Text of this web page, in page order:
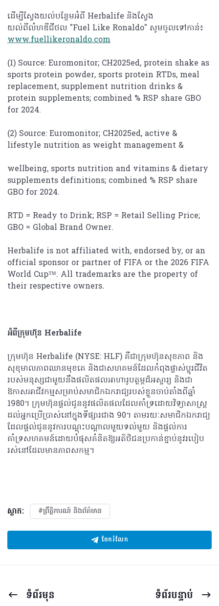
ដើម្បីស្វែងយល់បន្ថែមអំពី Herbalife និងស្វែង
យល់ពីលំហឌីជីថល "Fuel Like Ronaldo" សូមចូលទៅកាន់៖
www.fuellikeronaldo.com
(1) Source: Euromonitor; CH2025ed, protein shake as
sports protein powder, sports protein RTDs, meal
replacement, supplement nutrition drinks &
protein supplements; combined % RSP share GBO
for 2024.
(2) Source: Euromonitor; CH2025ed, active &
lifestyle nutrition as weight management &
wellbeing, sports nutrition and vitamins & dietary
supplements definitions; combined % RSP share
GBO for 2024.
RTD = Ready to Drink; RSP = Retail Selling Price;
GBO = Global Brand Owner.
Herbalife is not affiliated with, endorsed by, or an
official sponsor or partner of FIFA or the 2026 FIFA
World Cup™. All trademarks are the property of
their respective owners.
អំពីក្រុមហ៊ុន Herbalife
ក្រុមហ៊ុន Herbalife (NYSE: HLF) គឺជាក្រុមហ៊ុនសុខភាព និង
សុខុមាលភាពឈានមុខគេ និងជាសហគមន៍ដែលកំពុងផ្លាស់ប្តូរជីវិត
របស់មនុស្សជាមួយនឹងផលិតផលអាហារូបត្ថម្ភដ៏អស្ចារ្យ និងជា
ឱកាសអាជីវកម្មសម្រាប់សមាជិកឯករាជ្យរបស់ខ្លួនចាប់តាំងពីឆ្នាំ
1980។ ក្រុមហ៊ុនផ្តល់ជូននូវផលិតផលដែលគាំទ្រដោយវិទ្យាសាស្រ្ត
ដល់អ្នកប្រើប្រាស់នៅក្នុងទីផ្សារជាង 90។ តាមរយៈសមាជិកឯករាជ្យ
ដែលផ្តល់ជូននូវការបណ្តុះបណ្តាលមួយទល់មួយ និងផ្តល់ការ
គាំទ្រសហគមន៍ដោយបំផុសគំនិតឱ្យអតិថិជនប្រកាន់ខ្ជាប់នូវរបៀប
រស់នៅដែលមានភាពសកម្ម។
ស្លាក: #ព្រឹត្តិការណ៍ និងព័ត៌មាន
ចែករំលែក
ទំព័រ​មុន ទំព័រ​បន្ទាប់